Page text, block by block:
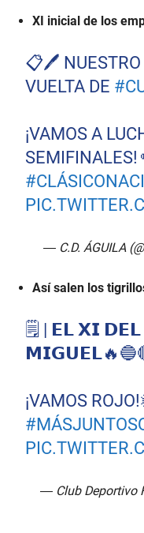
XI inicial de los
📋🖊️ NUESTRO
VUELTA DE
¡VAMOS A
— C.D. ÁGUILA
Así salen los
🗒 | 𝗘𝗟 𝗫𝗜
¡VAMOS
— Club Deportivo